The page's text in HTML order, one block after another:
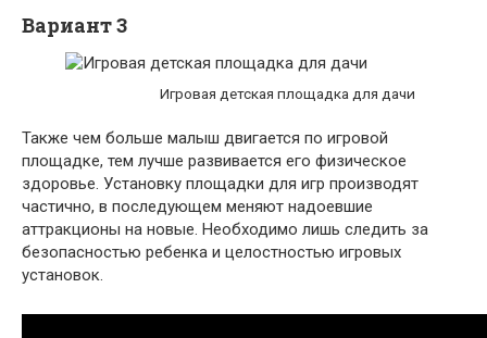
Вариант 3
Игровая детская площадка для дачи
Также чем больше малыш двигается по игровой
площадке, тем лучше развивается его физическое
здоровье. Установку площадки для игр производят
частично, в последующем меняют надоевшие
аттракционы на новые. Необходимо лишь следить за
безопасностью ребенка и целостностью игровых
установок.